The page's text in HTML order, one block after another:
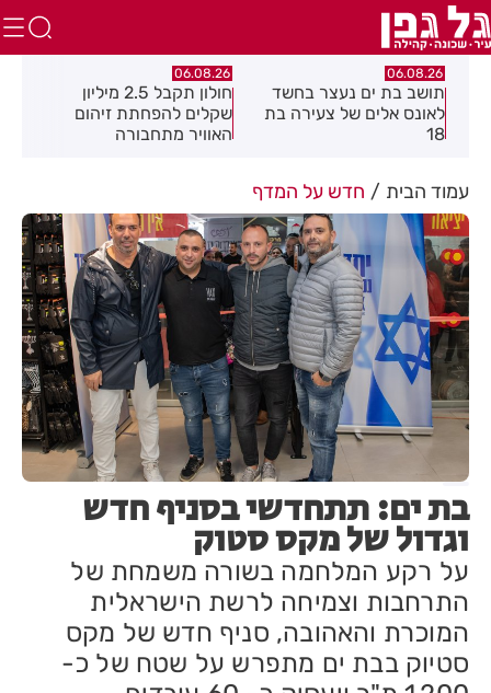
06.08.26
תושב בת ים נעצר בחשד
לאונס אלים של צעירה בת
18
06.08.26
חולון תקבל 2.5 מיליון
שקלים להפחתת זיהום
האוויר מתחבורה
עמוד הבית חדש על המדף
בת ים: תתחדשי בסניף חדש
וגדול של מקס סטוק
על רקע המלחמה בשורה משמחת של
התרחבות וצמיחה לרשת הישראלית
המוכרת והאהובה, סניף חדש של מקס
סטיוק בבת ים מתפרש על שטח של כ-